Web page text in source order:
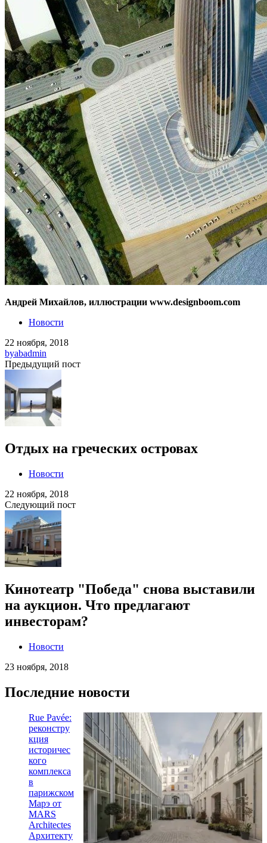
Андрей Михайлов, иллюстрации www.designboom.com
Новости
22 ноября, 2018
byabadmin
Предыдущий пост
Отдых на греческих островах
Новости
22 ноября, 2018
Следующий пост
Кинотеатр "Победа" снова выставили
на аукцион. Что предлагают
инвесторам?
Новости
23 ноября, 2018
Последние новости
Rue Pavée:
реконстру
кция
историчес
кого
комплекса
в
парижском
Марэ от
MARS
Architectes
Архитекту